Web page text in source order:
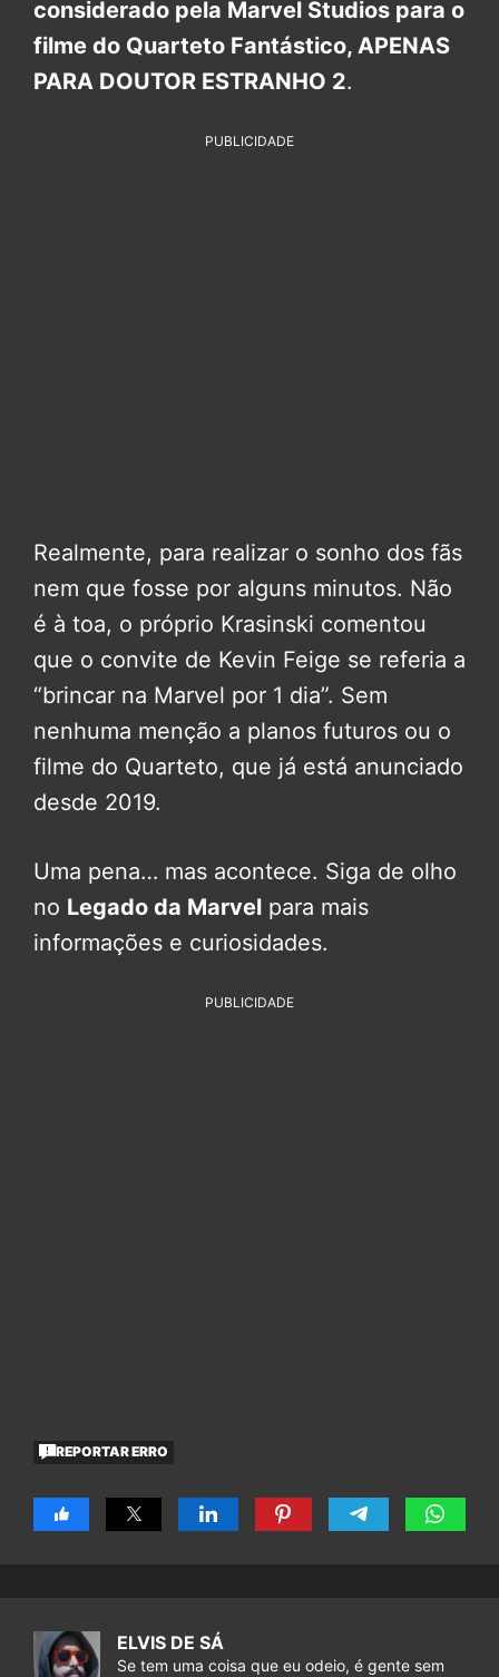
considerado pela Marvel Studios para o
filme do Quarteto Fantástico, APENAS
PARA DOUTOR ESTRANHO 2.
PUBLICIDADE
Realmente, para realizar o sonho dos fãs
nem que fosse por alguns minutos. Não
é à toa, o próprio Krasinski comentou
que o convite de Kevin Feige se referia a
“brincar na Marvel por 1 dia”. Sem
nenhuma menção a planos futuros ou o
filme do Quarteto, que já está anunciado
desde 2019.
Uma pena… mas acontece. Siga de olho
no Legado da Marvel para mais
informações e curiosidades.
PUBLICIDADE
REPORTAR ERRO
ELVIS DE SÁ
Se tem uma coisa que eu odeio, é gente sem